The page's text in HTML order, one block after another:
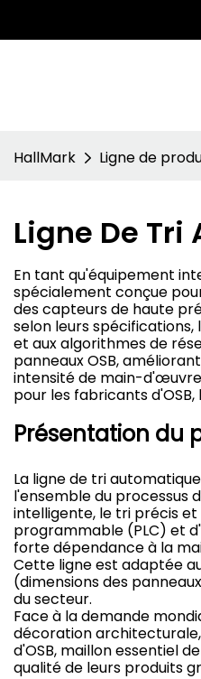
HallMark Ligne de
Ligne De Tri
En tant qu'équipement
spécialement conçue
des capteurs de haute
selon leurs
et aux algorithmes de
panneaux OSB,
intensité de main-
pour les fabricants
Présentation du
La ligne de tri
l'ensemble du processus
intelligente, le tri précis
programmable (PLC) et
forte dépendance à la
Cette ligne est adaptée
(dimensions des
du secteur.
Face à la demande
décoration
d'OSB, maillon essentiel
qualité de leurs produits